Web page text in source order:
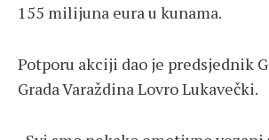
155 milijuna eura u kunama.
Potporu akciji dao je predsjednik
Grada Varaždina Lovro Lukavečki.